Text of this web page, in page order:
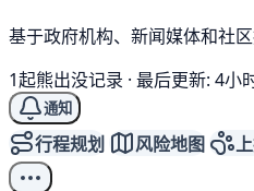
基于政府机构、新闻媒体和社
1起熊出没记录 · 最后更新: 4小
通知
行程规划 风险地图